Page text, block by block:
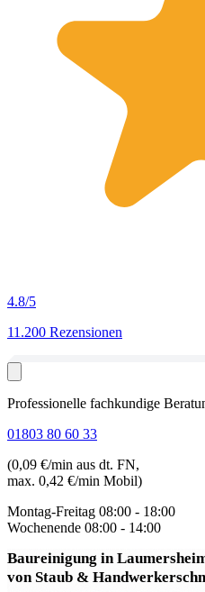
4.8/5
11.200 Rezensionen
Professionelle fachkundige
01803 80 60 33
(0,09 €/min aus dt. FN,
max. 0,42 €/min Mobil)
Montag-Freitag 08:00 - 18:00
Wochenende 08:00 - 14:00
Baureinigung in
von Staub &